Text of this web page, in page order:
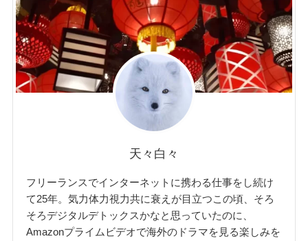
天々白々
フリーランスでインターネットに携わる仕事をし続け
て25年。気力体力視力共に衰えが目立つこの頃、そろ
そろデジタルデトックスかなと思っていたのに、
Amazonプライムビデオで海外のドラマを見る楽しみを